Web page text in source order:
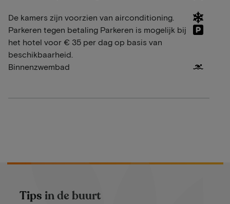
De kamers zijn voorzien van airconditioning.
Parkeren tegen betaling Parkeren is mogelijk bij
het hotel voor € 35 per dag op basis van
beschikbaarheid.
Binnenzwembad
Tips in de buurt